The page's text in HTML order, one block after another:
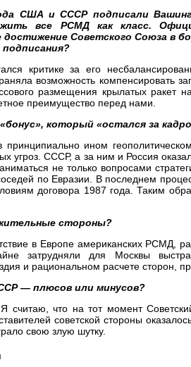
США и СССР подписали
все РСМД как класс.
Советского Союза в
критике за его
возможность компенсировать
размещения крылатых ракет
преимущество перед нами.
который «остался за
ином
угроз. СССР, а за ним и Россия
не только вопросами
по Евразии. В последнем
договора 1987 года. Таким
стороны?
в Европе американских РСМД,
затрудняли для Москвы
и рациональном расчете сторон,
— плюсов или минусов?
что на тот момент
советской стороны
свою злую шутку.